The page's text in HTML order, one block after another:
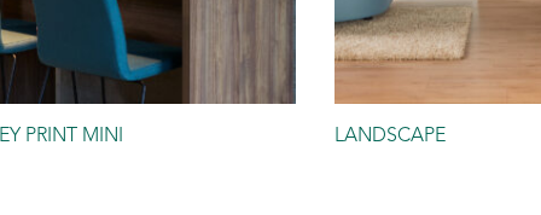
PRINT MINI LANDSCAPE